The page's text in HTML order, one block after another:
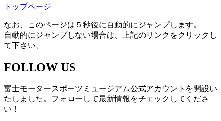
トップページ
なお、このページは５秒後に自動的にジャンプします。
自動的にジャンプしない場合は、上記のリンクをクリックし
て下さい。
FOLLOW US
富士モータースポーツミュージアム公式アカウントを開設い
たしました。フォローして最新情報をチェックしてくださ
い！